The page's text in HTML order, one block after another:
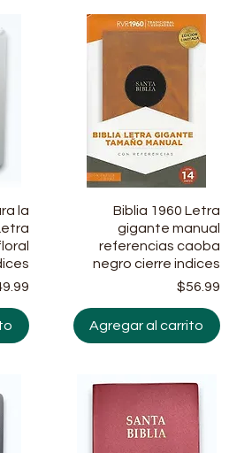
la
Precio
Vista rápida
Biblia 1960 Letra
gigante manual
referencias caoba
negro cierre indices
$56.99
Agregar al carrito